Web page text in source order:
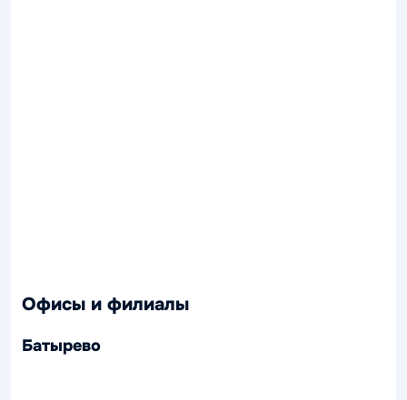
Офисы и филиалы
Батырево